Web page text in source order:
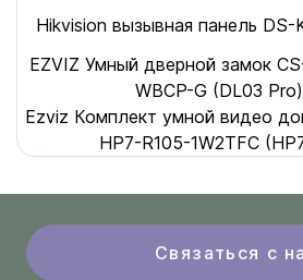
Hikvision вызывная панель DS-
EZVIZ Умный дверной замок
WBCP-G (DL03 Pro)
Ezviz Комплект умной видео
HP7-R105-1W2TFC
Связаться с